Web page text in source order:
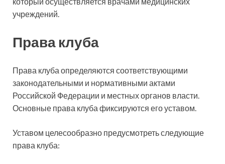
учреждений.
Права клуба
Права клуба определяются соответствующими
законодательными и нормативными актами
Российской Федерации и местных органов власти.
Основные права клуба фиксируются его уставом.
Уставом целесообразно предусмотреть следующие
права клуба: